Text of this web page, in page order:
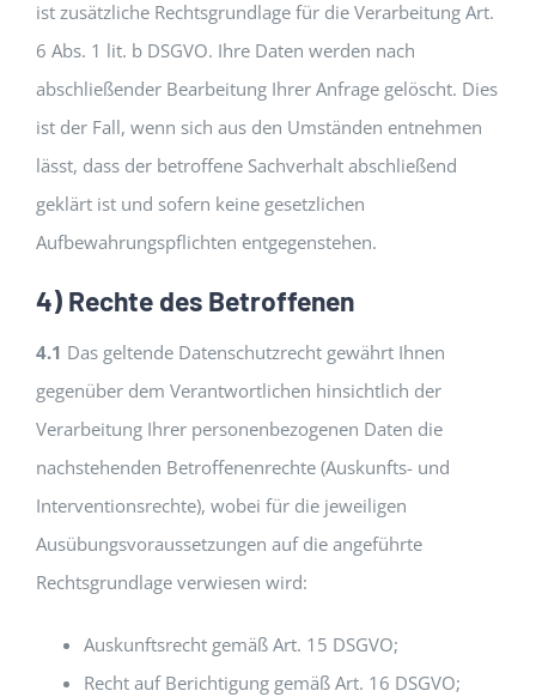
ist zusätzliche Rechtsgrundlage für die Verarbeitung Art.
6 Abs. 1 lit. b DSGVO. Ihre Daten werden nach
abschließender Bearbeitung Ihrer Anfrage gelöscht. Dies
ist der Fall, wenn sich aus den Umständen entnehmen
lässt, dass der betroffene Sachverhalt abschließend
geklärt ist und sofern keine gesetzlichen
Aufbewahrungspflichten entgegenstehen.
4) Rechte des Betroffenen
4.1 Das geltende Datenschutzrecht gewährt Ihnen
gegenüber dem Verantwortlichen hinsichtlich der
Verarbeitung Ihrer personenbezogenen Daten die
nachstehenden Betroffenenrechte (Auskunfts- und
Interventionsrechte), wobei für die jeweiligen
Ausübungsvoraussetzungen auf die angeführte
Rechtsgrundlage verwiesen wird:
Auskunftsrecht gemäß Art. 15 DSGVO;
Recht auf Berichtigung gemäß Art. 16 DSGVO;